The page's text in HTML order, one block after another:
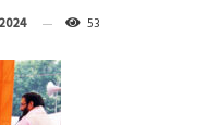
53